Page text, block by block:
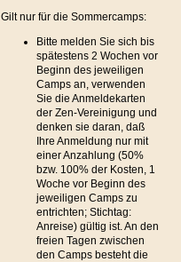
Gilt nur für die Sommercamps:
Bitte melden Sie sich bis
spätestens 2 Wochen vor
Beginn des jeweiligen
Camps an, verwenden
Sie die Anmeldekarten
der Zen-Vereinigung und
denken sie daran, daß
Ihre Anmeldung nur mit
einer Anzahlung (50%
bzw. 100% der Kosten, 1
Woche vor Beginn des
jeweiligen Camps zu
entrichten; Stichtag:
Anreise) gültig ist. An den
freien Tagen zwischen
den Camps besteht die